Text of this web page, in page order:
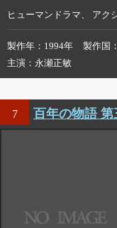
ヒューマンドラマ、 アク
製作年 1994年 製作国
主演
永瀬正敏
7 百年の物語